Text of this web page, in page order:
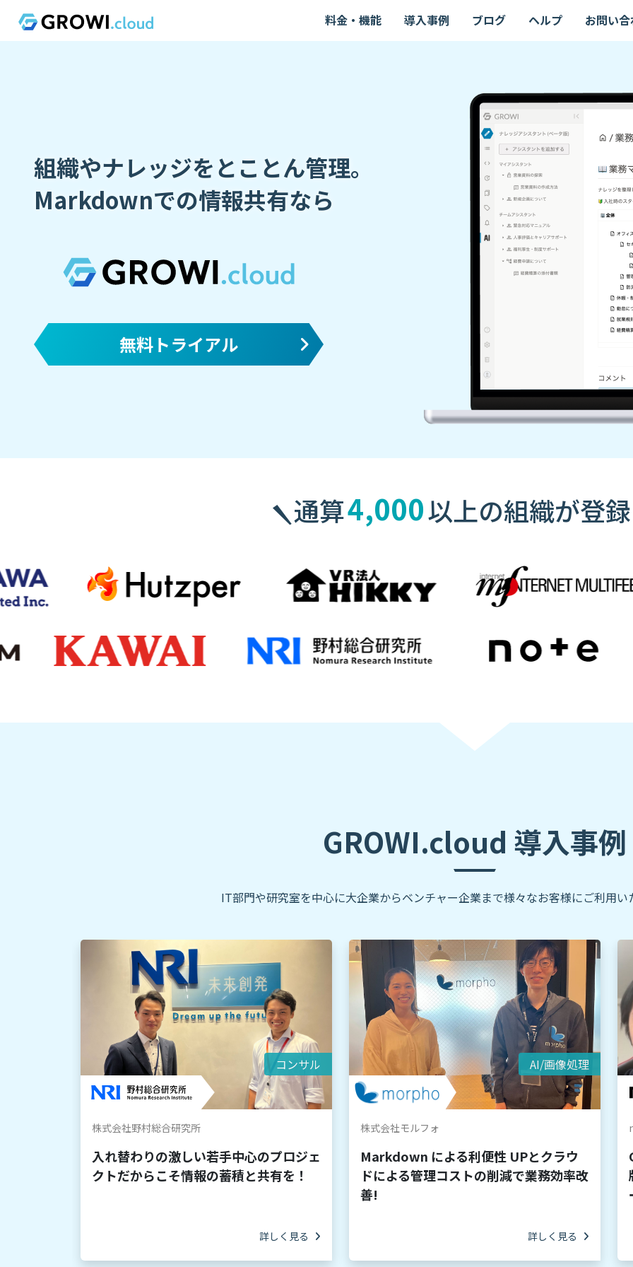
料金・機能 導入事例 ブログ ヘルプ お問い
組織やナレッジをとことん管理。
Markdownでの情報共有なら
無料トライアル
通算4,000以上の組織が登
GROWI.cloud 導入事例
IT部門や研究室を中心に大企業からベンチャー企業まで様々なお客様にご利用い
コンサル
株式会社野村総合研究所
入れ替わりの激しい若手中心のプロジェ
クトだからこそ情報の蓄積と共有を！
詳しく見る
AI/画像処理
株式会社モルフォ
Markdown による利便性 UPとクラウ
ドによる管理コストの削減で業務効率改
善!
詳しく見る